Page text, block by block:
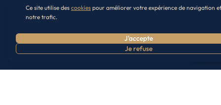
Ce site utilise des cookies pour améliorer votre expérience de navigation
notre trafic.
J'accepte
Je refuse
FAQ
Témoignages
Presse
Contact
Parrainage